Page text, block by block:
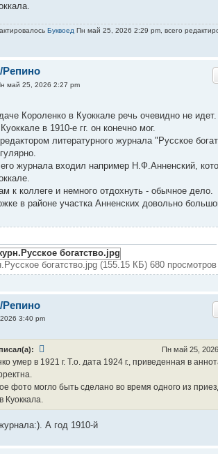
Буквоед Пн май 25, 2026 2:29 pm, всего
Репино
май 25, 2026 2:27 pm
Короленко в Куоккале речь очевидно не идет.
в 1910-е гг. он конечно мог.
литературного журнала "Русское
журнала входил например Н.Ф.Анненский,
к коллеге и немного отдохнуть - обычное дело.
в районе участка Анненских довольно
богатство.jpg (155.15 КБ) 680 просмотров
Репино
3:40 pm
Пн май 25,
умер в 1921 г. Т.о. дата 1924 г., приведенная в
фото могло быть сделано во время одного из
Куоккала.
А год 1910-й